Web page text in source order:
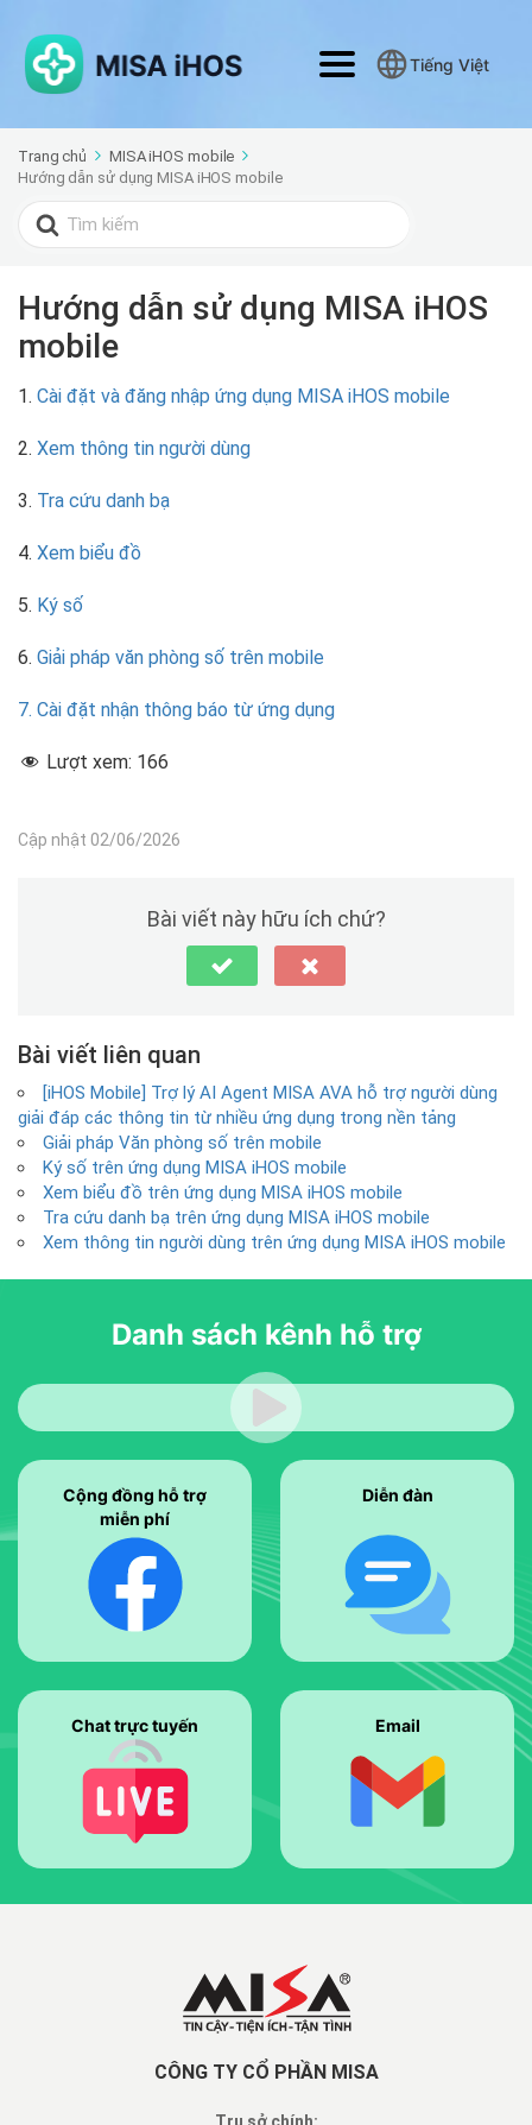
Tiếng Việt
Trang chủ
MISA iHOS mobile
Hướng dẫn sử dụng MISA iHOS mobile
Search
for:
Hướng dẫn sử dụng MISA iHOS
mobile
1. Cài đặt và đăng nhập ứng dụng MISA iHOS mobile
2. Xem thông tin người dùng
3. Tra cứu danh bạ
4. Xem biểu đồ
5. Ký số
6. Giải pháp văn phòng số trên mobile
7. Cài đặt nhận thông báo từ ứng dụng
Lượt xem: 166
Cập nhật 02/06/2026
Bài viết này hữu ích chứ?
Bài viết liên quan
[iHOS Mobile] Trợ lý AI Agent MISA AVA hỗ trợ người dùng
giải đáp các thông tin từ nhiều ứng dụng trong nền tảng
Giải pháp Văn phòng số trên mobile
Ký số trên ứng dụng MISA iHOS mobile
Xem biểu đồ trên ứng dụng MISA iHOS mobile
Tra cứu danh bạ trên ứng dụng MISA iHOS mobile
Xem thông tin người dùng trên ứng dụng MISA iHOS mobile
Danh sách kênh hỗ trợ
Cộng đồng hỗ trợ
miễn phí
Diễn đàn
Chat trực tuyến Email
CÔNG TY CỔ PHẦN MISA